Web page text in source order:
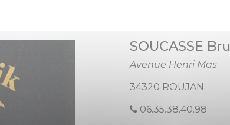
SOUCASSE
Avenue Henri Mas
34320 ROUJAN
06.35.38.40.98